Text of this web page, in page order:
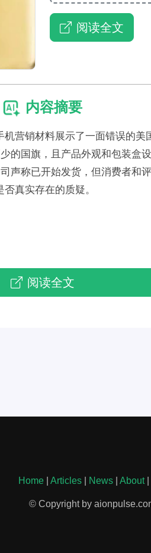
阅读全文
内容摘要
营销材料展示了一面错误的美
的国旗，且产品外观和包装盒
声称已开始发货，但消费者和
真实存在的质疑。
阅读全文
Home Articles News About|
© Copyright by